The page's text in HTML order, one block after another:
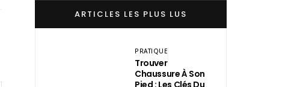
ARTICLES LES PLUS LUS
PRATIQUE
Trouver
Chaussure À Son